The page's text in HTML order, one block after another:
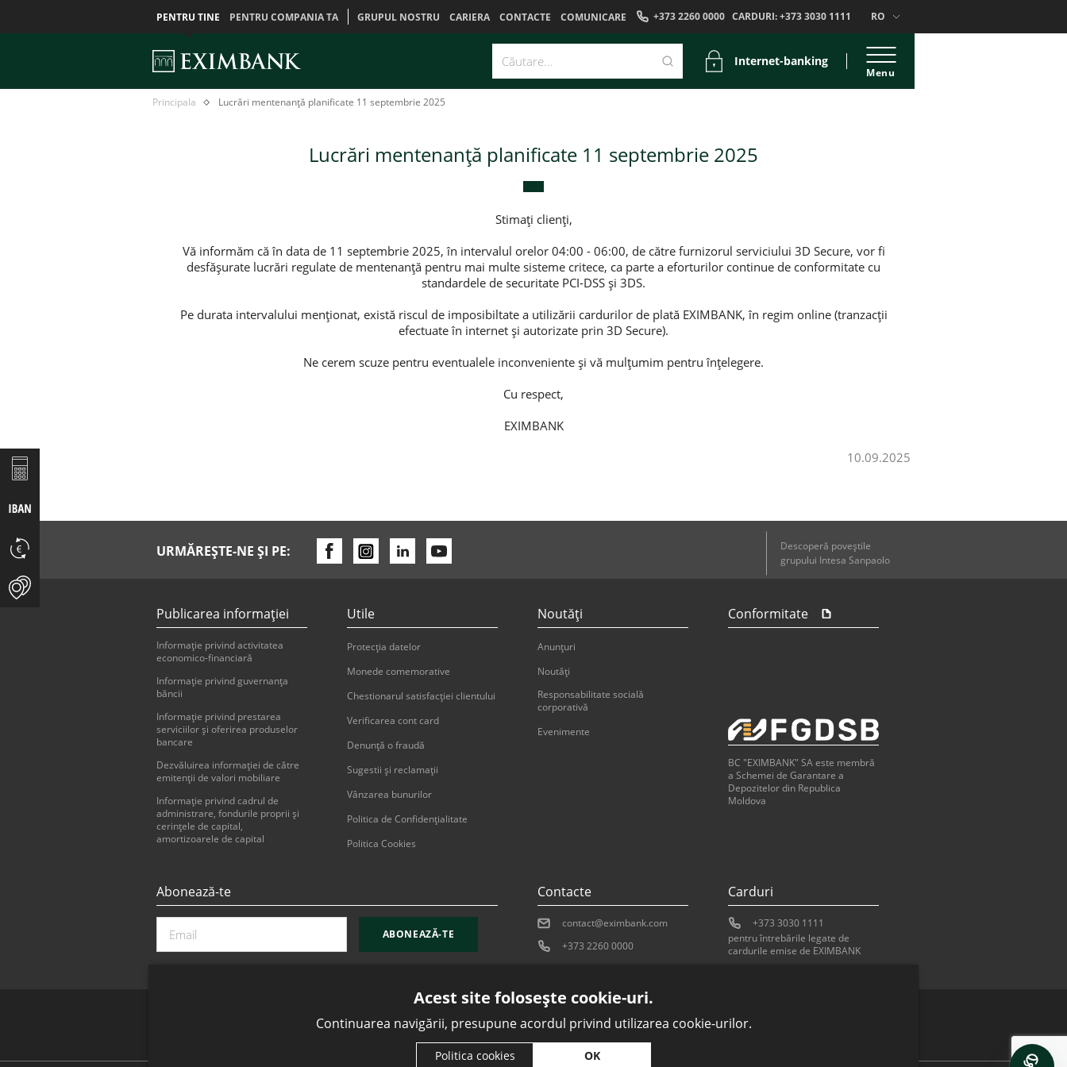
PENTRU TINE PENTRU COMPANIA TA GRUPUL NOSTRU CARIERA CONTACTE COMUNICARE +373 2260 0000 CARDURI:+373 3030 1111 RO
Internet-banking
Menu
Principala ГлавнаяLucrări
Lucrări mentenanță planificate 11 septembrie 2025
Lucrări mentenanță planificate 11 septembrie 2025
Stimați clienți,
Vă informăm că în data de 11 septembrie 2025, în intervalul orelor 04:00 - 06:00, de către furnizorul serviciului 3D Secure, vor fi
desfășurate lucrări regulate de mentenanță pentru mai multe sisteme critece, ca parte a eforturilor continue de conformitate cu
standardele de securitate PCI-DSS și 3DS.
Pe durata intervalului menționat, există riscul de imposibiltate a utilizării cardurilor de plată EXIMBANK, în regim online (tranzacții
efectuate în internet și autorizate prin 3D Secure).
Ne cerem scuze pentru eventualele inconveniente și vă mulțumim pentru înțelegere.
Cu respect,
EXIMBANK
10.09.2025
URMĂREȘTE-NE ȘI PE:
Descoperă poveştile
grupului Intesa Sanpaolo
Publicarea informaţiei
Informaţie privind activitatea
economico-financiară
Informaţie privind guvernanţa
băncii
Informaţie privind prestarea
serviciilor şi oferirea produselor
bancare
Dezvăluirea informaţiei de către
emitenţii de valori mobiliare
Informație privind cadrul de
administrare, fondurile proprii și
cerințele de capital,
amortizoarele de capital
Utile
Protecția datelor
Monede comemorative
Chestionarul satisfacției clientului
Verificarea cont card
Denunţă o fraudă
Sugestii şi reclamaţii
Vânzarea bunurilor
Politica de Confidențialitate
Politica Cookies
Noutăți
Anunțuri
Noutăți
Responsabilitate socială
corporativă
Evenimente
Conformitate
BC "EXIMBANK" SA este membră
a Schemei de Garantare a
Depozitelor din Republica
Moldova
Abonează-te
ABONEAZĂ-TE
Contacte
contact@eximbank.com
+373 2260 0000
Carduri
+373 3030 1111
pentru întrebările legate de
cardurile emise de EXIMBANK
Acest site folosește cookie-uri.
Continuarea navigării, presupune acordul privind utilizarea cookie-urilor.
Politica cookies OK